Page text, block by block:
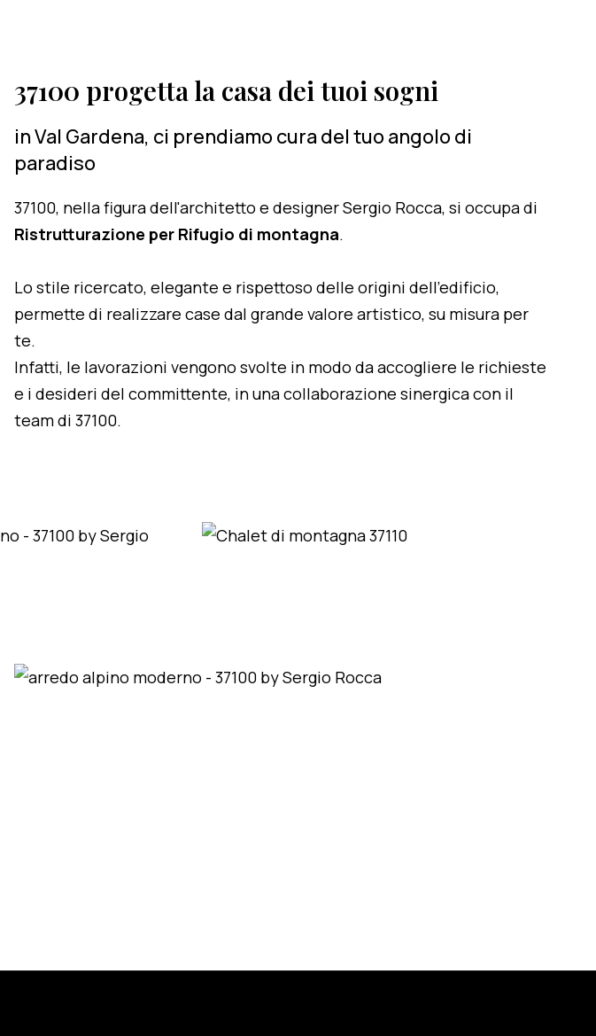
37100 progetta la casa dei tuoi sogni
in Val Gardena, ci prendiamo cura del tuo angolo di
paradiso
37100, nella figura dell'architetto e designer Sergio Rocca, si occupa di
Ristrutturazione per Rifugio di montagna.
Lo stile ricercato, elegante e rispettoso delle origini dell'edificio,
permette di realizzare case dal grande valore artistico, su misura per
te.
Infatti, le lavorazioni vengono svolte in modo da accogliere le richieste
e i desideri del committente, in una collaborazione sinergica con il
team di 37100.